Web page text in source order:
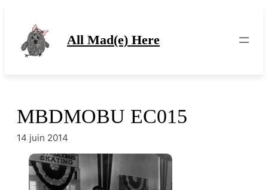
contenu
All Mad(e) Here
MBDMOBU EC015
14 juin 2014